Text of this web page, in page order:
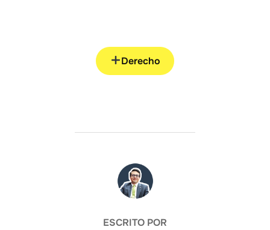
Derecho
AUTOR DE LA ENTRADA
ESCRITO POR